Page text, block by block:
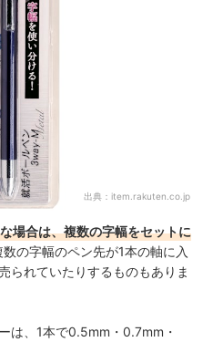
出典： item.rakuten.co.jp
場合は、複数の字幅をセットに
数の字幅のペン先が1本の軸に入
られていたりするものもありま
は、1本で0.5mm・0.7mm・